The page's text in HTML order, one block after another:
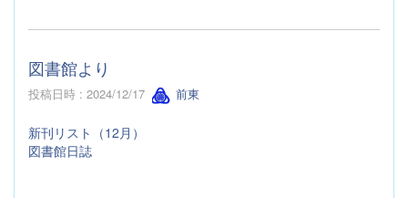
図書館より
投稿日時 : 2024/12/17 前東
新刊リスト（12月）
図書館日誌